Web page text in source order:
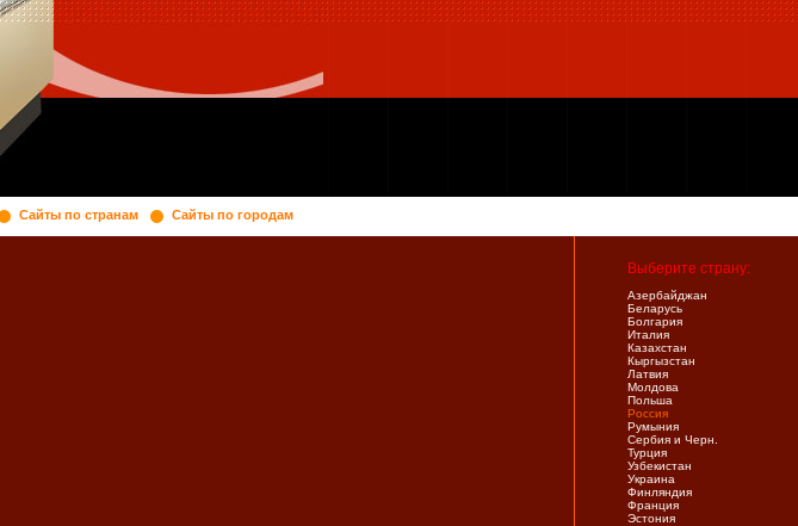
Сайты по странам
Сайты по городам
Выберите страну:
Азербайджан
Беларусь
Болгария
Италия
Казахстан
Кыргызстан
Латвия
Молдова
Польша
Россия
Румыния
Сербия и Черн.
Турция
Узбекистан
Украина
Финляндия
Франция
Эстония